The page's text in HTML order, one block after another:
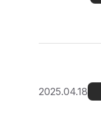
2025.04.18